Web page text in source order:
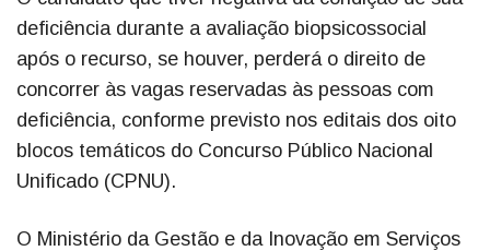
deficiência durante a avaliação biopsicossocial
após o recurso, se houver, perderá o direito de
concorrer às vagas reservadas às pessoas com
deficiência, conforme previsto nos editais dos oito
blocos temáticos do Concurso Público Nacional
Unificado (CPNU).
O Ministério da Gestão e da Inovação em Serviços